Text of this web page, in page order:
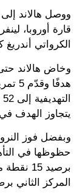
قارة أوروبا،
الكرواتي أندريغ
يتجاوز الهدف
حظوظها في
المركز الثاني برصيد 9 نقاط من 4